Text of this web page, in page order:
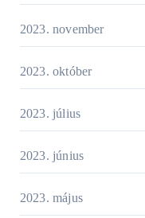
2023. november
2023. október
2023. július
2023. június
2023. május